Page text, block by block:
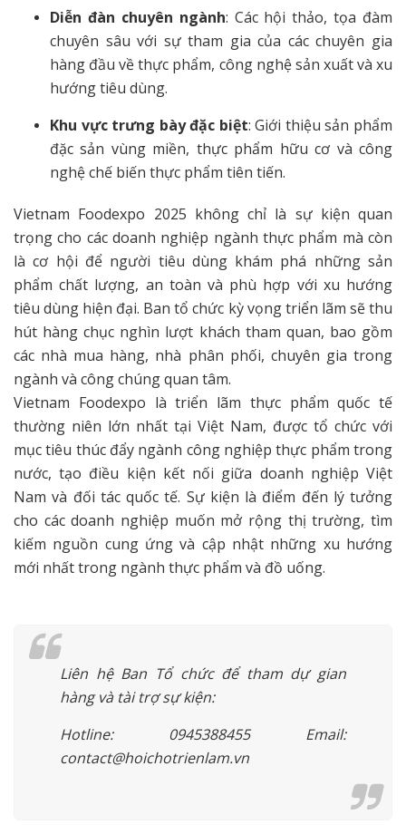
Diễn đàn chuyên ngành: Các hội thảo, tọa đàm
chuyên sâu với sự tham gia của các chuyên gia
hàng đầu về thực phẩm, công nghệ sản xuất và xu
hướng tiêu dùng.
Khu vực trưng bày đặc biệt: Giới thiệu sản phẩm
đặc sản vùng miền, thực phẩm hữu cơ và công
nghệ chế biến thực phẩm tiên tiến.
Vietnam Foodexpo 2025 không chỉ là sự kiện quan
trọng cho các doanh nghiệp ngành thực phẩm mà còn
là cơ hội để người tiêu dùng khám phá những sản
phẩm chất lượng, an toàn và phù hợp với xu hướng
tiêu dùng hiện đại. Ban tổ chức kỳ vọng triển lãm sẽ thu
hút hàng chục nghìn lượt khách tham quan, bao gồm
các nhà mua hàng, nhà phân phối, chuyên gia trong
ngành và công chúng quan tâm.
Vietnam Foodexpo là triển lãm thực phẩm quốc tế
thường niên lớn nhất tại Việt Nam, được tổ chức với
mục tiêu thúc đẩy ngành công nghiệp thực phẩm trong
nước, tạo điều kiện kết nối giữa doanh nghiệp Việt
Nam và đối tác quốc tế. Sự kiện là điểm đến lý tưởng
cho các doanh nghiệp muốn mở rộng thị trường, tìm
kiếm nguồn cung ứng và cập nhật những xu hướng
mới nhất trong ngành thực phẩm và đồ uống.
Liên hệ Ban Tổ chức để tham dự gian
hàng và tài trợ sự kiện:
Hotline: 0945388455 Email:
contact@hoichotrienlam.vn